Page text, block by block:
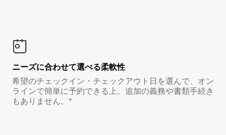
ニーズに合わせて選べる柔軟性
希望のチェックイン・チェックアウト日を選んで、オン
ラインで簡単に予約できる上、追加の義務や書類手続き
もありません。*